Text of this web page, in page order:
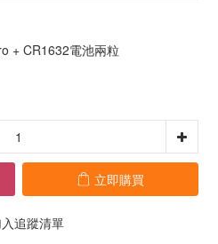
+ CR1632電池兩粒
立即購買
追蹤清單